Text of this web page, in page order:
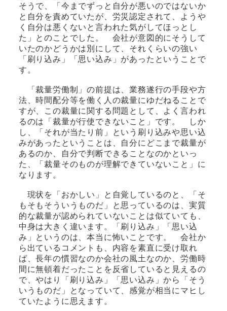
そうで、「今までずっと自分が悪いのではないか
と自分を責めていたが、労災認定されて、ようや
く自分は悪くないと言われた気がしてほっとし
た」とのことでした。 会社が意図的にそうして
いたのかどうかは別にして、それくらいの強い
「刷り込み」「思い込み」があったということで
す。
「裁量労働制」の前提は、業務遂行の手段や方
法、時間配分等を働く人の裁量にゆだねることで
すが、この裁量に関する問題として、よく言われ
るのは「裁量が行使できないこと」です。 しか
し、「それが当たり前」という刷り込みや思い込
みがあったということは、自分にどこまで裁量が
あるのか、自分で判断できることなのかといっ
た、「裁量そのものが理解できていないこと」に
なります。
現状を「おかしい」と自覚しているのと、「そ
もそもそういうものだ」と思っているのは、実質
的な裁量が認められていないことは似ていても、
中身は大きく違います。「刷り込み」「思い込
み」というのは、本当に怖いことです。 会社か
ら出ているコメントも、内容を素直に受け取れ
ば、長年の慣習なのか会社の風土なのか、労働時
間に無頓着だったことを反省していると見えるの
で、やはり「刷り込み」「思い込み」から「そう
いうものだ」となっていて、感覚が相当にマヒし
ていたように思えます。